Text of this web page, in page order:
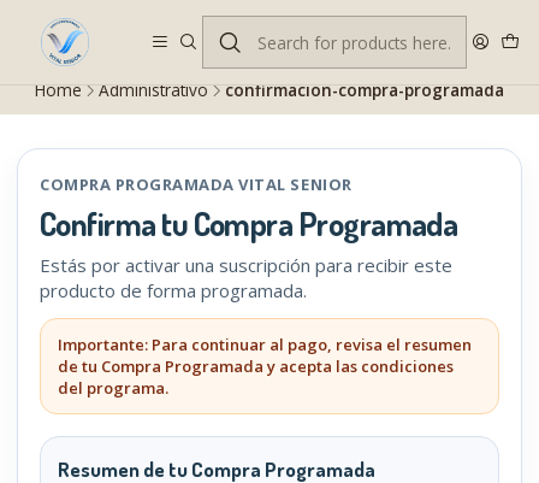
Despacho gratis en RM desde $100.000. Revisa las condiciones.
Home Administrativo confirmacion-compra-programada
COMPRA PROGRAMADA VITAL SENIOR
Confirma tu Compra Programada
Estás por activar una suscripción para recibir este
producto de forma programada.
Importante: Para continuar al pago, revisa el resumen
de tu Compra Programada y acepta las condiciones
del programa.
Resumen de tu Compra Programada